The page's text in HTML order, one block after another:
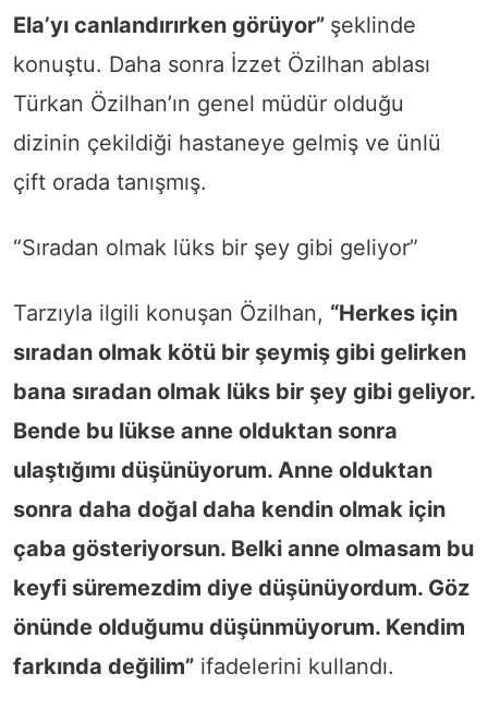
Ela’yı canlandırırken görüyor” şeklinde
konuştu. Daha sonra İzzet Özilhan ablası
Türkan Özilhan’ın genel müdür olduğu
dizinin çekildiği hastaneye gelmiş ve ünlü
çift orada tanışmış.
“Sıradan olmak lüks bir şey gibi geliyor”
Tarzıyla ilgili konuşan Özilhan, “Herkes için
sıradan olmak kötü bir şeymiş gibi gelirken
bana sıradan olmak lüks bir şey gibi geliyor.
Bende bu lükse anne olduktan sonra
ulaştığımı düşünüyorum. Anne olduktan
sonra daha doğal daha kendin olmak için
çaba gösteriyorsun. Belki anne olmasam bu
keyfi süremezdim diye düşünüyordum. Göz
önünde olduğumu düşünmüyorum. Kendim
farkında değilim” ifadelerini kullandı.